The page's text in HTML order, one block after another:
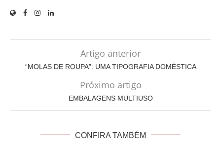
Artigo anterior
“MOLAS DE ROUPA”: UMA TIPOGRAFIA DOMÉSTICA
Próximo artigo
EMBALAGENS MULTIUSO
CONFIRA TAMBÉM